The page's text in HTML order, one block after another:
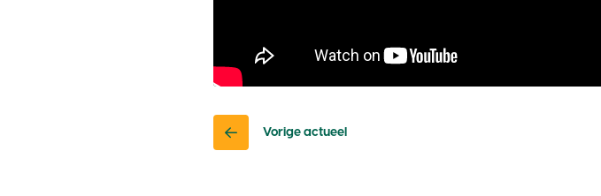
Vorige actueel